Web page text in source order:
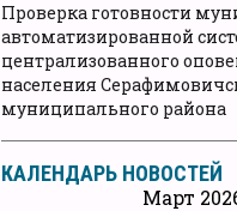
Проверка готовности
автоматизированной
централизованного
населения
муниципального района
КАЛЕНДАРЬ НОВОСТЕЙ
Март